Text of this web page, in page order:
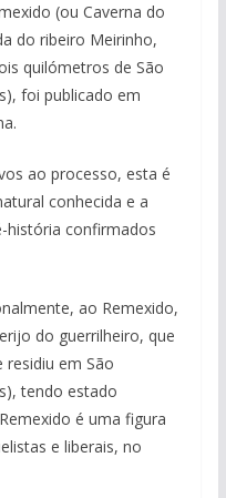
(ou Caverna do
do ribeiro Meirinho,
quilómetros de São
foi publicado em
ao processo, esta é
conhecida e a
história confirmados
ao Remexido,
do guerrilheiro, que
residiu em São
tendo estado
é uma figura
e liberais, no